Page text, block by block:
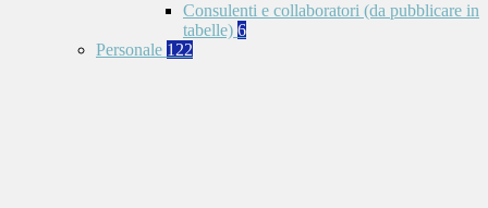
Consulenti e collaboratori (da pubblicare in
tabelle) 6
Personale 122